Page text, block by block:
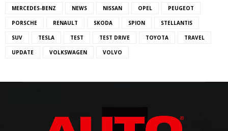
MERCEDES-BENZ NEWS NISSAN OPEL PEUGEOT
PORSCHE RENAULT SKODA SPION STELLANTIS
SUV TESLA TEST TEST DRIVE TOYOTA TRAVEL
UPDATE VOLKSWAGEN VOLVO